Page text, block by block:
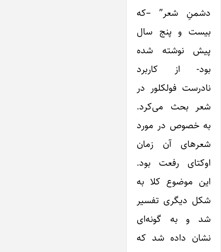
دشمنِ شعر” –که
بیست و پنج سال
پیش نوشته شده
بود- از کاربرد
نادرست فولکلور در
شعر بحث می‌کرد.
به خصوص در مورد
شعرهای آن زمان
اوکتای رفعت بود.
‌این موضوع کلا به
شکل دیگری تفسیر
شد و به گونه‌ای
نشان داده شد که